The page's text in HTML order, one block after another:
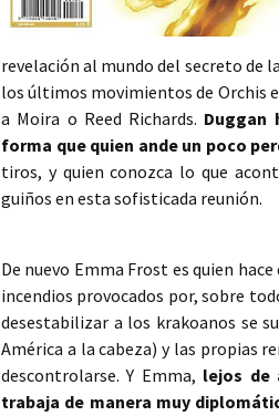
revelación al mundo del secreto de
los últimos movimientos de Orchis
a Moira o Reed Richards. Duggan
forma que quien ande un poco
tiros, y quien conozca lo que
guiños en esta sofisticada reunión.
De nuevo Emma Frost es quien
incendios provocados por, sobre
desestabilizar a los krakoanos se
América a la cabeza) y las propias
descontrolarse. Y Emma, lejos de
trabaja de manera muy